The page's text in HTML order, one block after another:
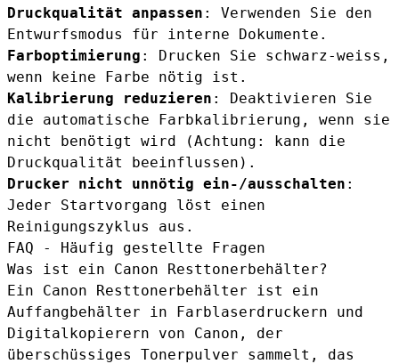
Druckqualität anpassen : Verwenden Sie den
Entwurfsmodus für interne Dokumente.
Farboptimierung : Drucken Sie schwarz-weiss,
wenn keine Farbe nötig ist.
Kalibrierung reduzieren : Deaktivieren Sie
die automatische Farbkalibrierung, wenn sie
nicht benötigt wird (Achtung: kann die
Druckqualität beeinflussen).
Drucker nicht unnötig ein-/ausschalten :
Jeder Startvorgang löst einen
Reinigungszyklus aus.
FAQ - Häufig gestellte Fragen
Was ist ein Canon Resttonerbehälter?
Ein Canon Resttonerbehälter ist ein
Auffangbehälter in Farblaserdruckern und
Digitalkopierern von Canon, der
überschüssiges Tonerpulver sammelt, das